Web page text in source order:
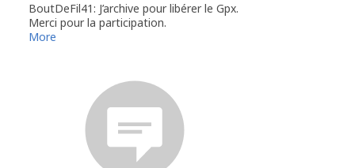
BoutDeFil41: J’archive pour libérer le Gpx.
Merci pour la participation.
More